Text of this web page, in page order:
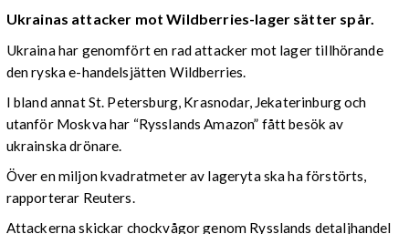
Ukrainas attacker mot Wildberries-lager sätter spår.
Ukraina har genomfört en rad attacker mot lager tillhörande
den ryska e-handelsjätten Wildberries.
I bland annat St. Petersburg, Krasnodar, Jekaterinburg och
utanför Moskva har “Rysslands Amazon” fått besök av
ukrainska drönare.
Över en miljon kvadratmeter av lageryta ska ha förstörts,
rapporterar Reuters.
Attackerna skickar chockvågor genom Rysslands detaljhandel